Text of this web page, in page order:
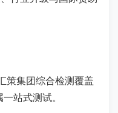
策集团综合检测覆盖
站式测试。